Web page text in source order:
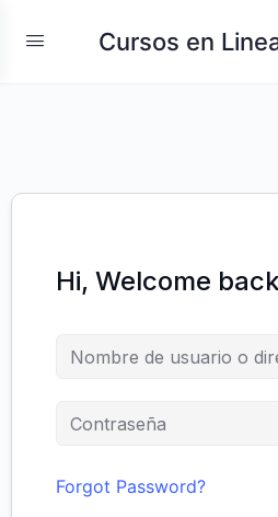
Cursos en
Hi, Welcome
Forgot Password?